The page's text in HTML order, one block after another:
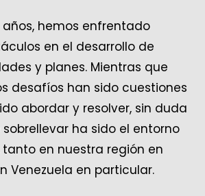
hemos enfrentado
en el desarrollo de
y planes. Mientras que
desafíos han sido cuestiones
abordar y resolver, sin duda
ha sido el entorno
en nuestra región en
Venezuela en particular.